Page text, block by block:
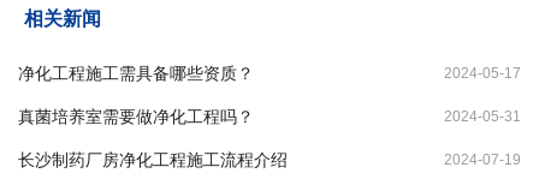
相关新闻
2024-05-17
净化工程施工需具备哪些资质？
2024-05-31
真菌培养室需要做净化工程吗？
2024-07-19
长沙制药厂房净化工程施工流程介绍